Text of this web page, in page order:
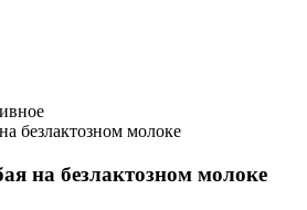
на безлактозном молоке